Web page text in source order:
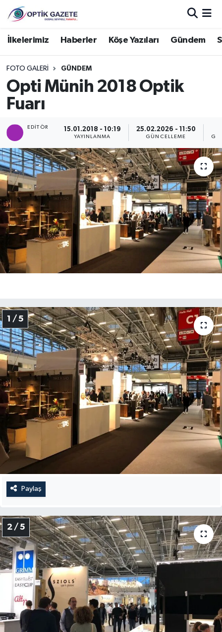
İlkelerimiz Haberler Köşe Yazıları Gündem
FOTO GALERI GÜNDEM
Opti Münih 2018 Optik
Fuarı
EDITÖR 15.01.2018 - 10:19
YAYINLANMA
25.02.2026 - 11:50
GÜNCELLEME
1 / 5
Paylaş
2 / 5
Nöbetçi Eczaneler
Hava Durumu
İstanbul Namaz Vakitleri
Süper Lig Puan Durumu ve Fikstür
Tüm Manşetler
Son Dakika Haberleri
Haber Arşivi